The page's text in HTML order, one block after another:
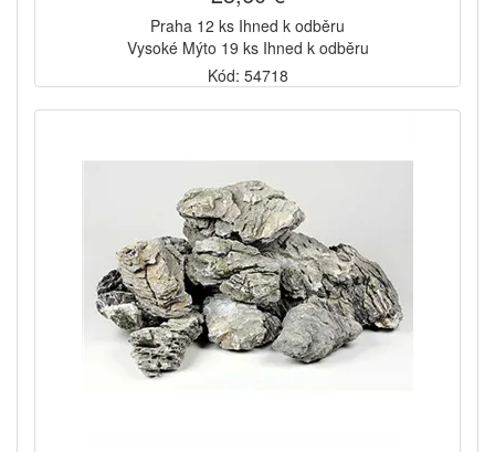
Praha 12 ks Ihned k odběru
Vysoké Mýto 19 ks Ihned k odběru
Kód: 54718